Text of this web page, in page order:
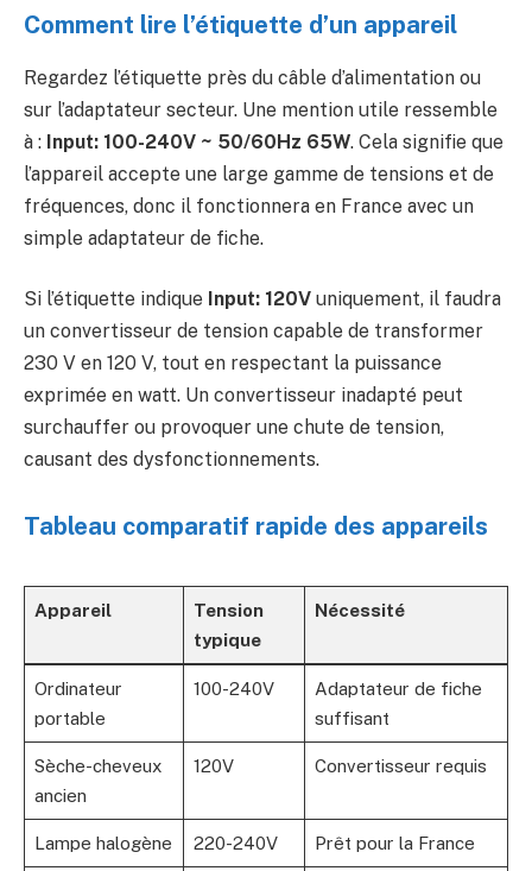
Comment lire l’étiquette d’un appareil
Regardez l’étiquette près du câble d’alimentation ou
sur l’adaptateur secteur. Une mention utile ressemble
à : Input: 100-240V ~ 50/60Hz 65W. Cela signifie que
l’appareil accepte une large gamme de tensions et de
fréquences, donc il fonctionnera en France avec un
simple adaptateur de fiche.
Si l’étiquette indique Input: 120V uniquement, il faudra
un convertisseur de tension capable de transformer
230 V en 120 V, tout en respectant la puissance
exprimée en watt. Un convertisseur inadapté peut
surchauffer ou provoquer une chute de tension,
causant des dysfonctionnements.
Tableau comparatif rapide des appareils
Appareil
Tension
typique
Nécessité
Ordinateur
portable
100-240V
Adaptateur de fiche
suffisant
Sèche-cheveux
ancien
120V Convertisseur requis
Lampe halogène 220-240V Prêt pour la France